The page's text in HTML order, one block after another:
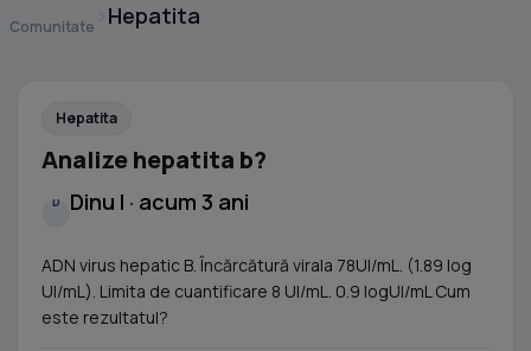
Comunitate Hepatita
Hepatita
Analize hepatita b?
D Dinu I · acum 3 ani
ADN virus hepatic B. Încărcătură virala 78UI/mL. (1.89 log
UI/mL). Limita de cuantificare 8 UI/mL. 0.9 logUI/mL Cum
este rezultatul?